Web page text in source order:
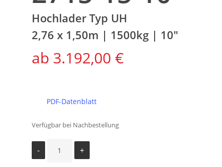
Hochlader Typ UH
2,76 x 1,50m | 1500kg | 10″
3.192,00 €
PDF-Datenblatt
Verfügbar bei Nachbestellung